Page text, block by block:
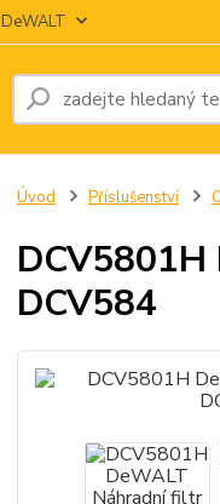
DeWALT
Úvod Příslušenství
DCV584